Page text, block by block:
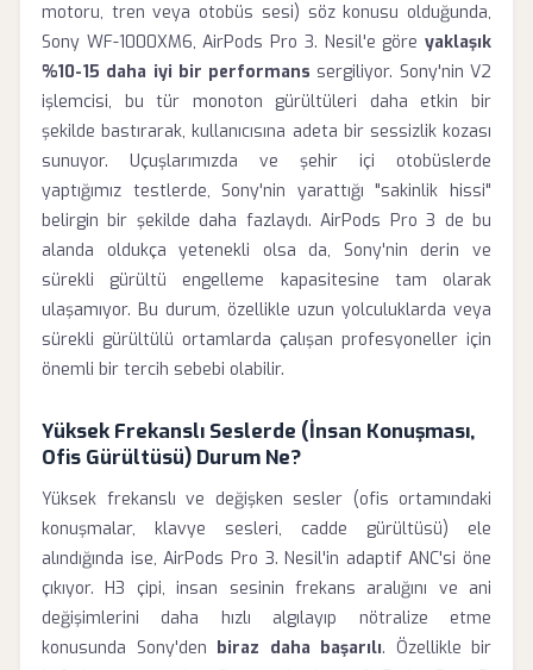
motoru, tren veya otobüs sesi) söz konusu olduğunda,
Sony WF-1000XM6, AirPods Pro 3. Nesil'e göre yaklaşık
%10-15 daha iyi bir performans sergiliyor. Sony'nin V2
işlemcisi, bu tür monoton gürültüleri daha etkin bir
şekilde bastırarak, kullanıcısına adeta bir sessizlik kozası
sunuyor. Uçuşlarımızda ve şehir içi otobüslerde
yaptığımız testlerde, Sony'nin yarattığı "sakinlik hissi"
belirgin bir şekilde daha fazlaydı. AirPods Pro 3 de bu
alanda oldukça yetenekli olsa da, Sony'nin derin ve
sürekli gürültü engelleme kapasitesine tam olarak
ulaşamıyor. Bu durum, özellikle uzun yolculuklarda veya
sürekli gürültülü ortamlarda çalışan profesyoneller için
önemli bir tercih sebebi olabilir.
Yüksek Frekanslı Seslerde (İnsan Konuşması,
Ofis Gürültüsü) Durum Ne?
Yüksek frekanslı ve değişken sesler (ofis ortamındaki
konuşmalar, klavye sesleri, cadde gürültüsü) ele
alındığında ise, AirPods Pro 3. Nesil'in adaptif ANC'si öne
çıkıyor. H3 çipi, insan sesinin frekans aralığını ve ani
değişimlerini daha hızlı algılayıp nötralize etme
konusunda Sony'den biraz daha başarılı. Özellikle bir